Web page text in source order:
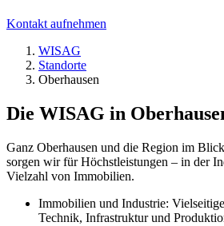
Kontakt aufnehmen
WISAG
Standorte
Oberhausen
Die WISAG in
Ganz Oberhausen und die Region im
sorgen wir für Höchstleistungen – in der
Vielzahl von Immobilien.
Immobilien und Industrie:
Technik, Infrastruktur und